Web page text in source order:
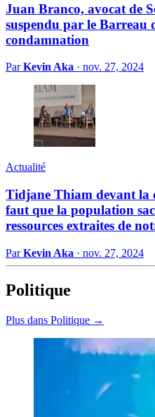
Juan Branco, avocat de
suspendu par le Barreau
condamnation
ParKevin Aka · nov. 27, 2024
Actualité
Tidjane Thiam devant
faut que la population
ressources extraites de
ParKevin Aka · nov. 27, 2024
Politique
Plus dans Politique →